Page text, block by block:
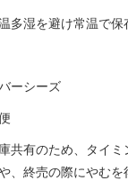
多湿を避け常温で保
ーシーズ
共有のため、タイ
、終売の際にやむ